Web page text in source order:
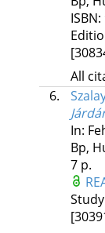
ISBN:
All
6.
In:
Bp,
7 p.